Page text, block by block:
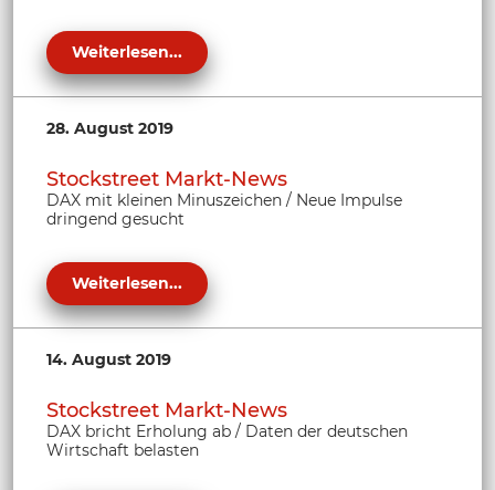
Weiterlesen...
28. August 2019
Stockstreet Markt-News
DAX mit kleinen Minuszeichen / Neue Impulse
dringend gesucht
Weiterlesen...
14. August 2019
Stockstreet Markt-News
DAX bricht Erholung ab / Daten der deutschen
Wirtschaft belasten